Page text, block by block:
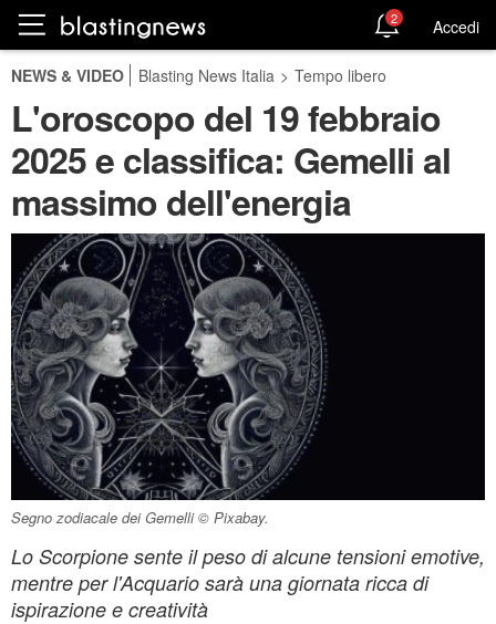
2 Accedi
NEWS & VIDEO Blasting News Italia > Tempo libero
L'oroscopo del 19 febbraio
2025 e classifica: Gemelli al
massimo dell'energia
Segno zodiacale dei Gemelli © Pixabay.
Lo Scorpione sente il peso di alcune tensioni emotive,
mentre per l'Acquario sarà una giornata ricca di
ispirazione e creatività